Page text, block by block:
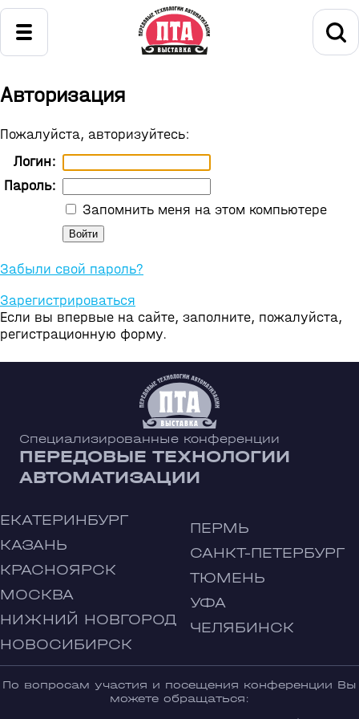
Авторизация
Пожалуйста, авторизуйтесь:
Логин:
Пароль:
Запомнить меня на этом компьютере
Забыли свой пароль?
Зарегистрироваться
Если вы впервые на сайте, заполните, пожалуйста,
регистрационную форму.
Специализированные конференции
ПЕРЕДОВЫЕ ТЕХНОЛОГИИ
АВТОМАТИЗАЦИИ
ЕКАТЕРИНБУРГ
КАЗАНЬ
КРАСНОЯРСК
МОСКВА
НИЖНИЙ НОВГОРОД
НОВОСИБИРСК
ПЕРМЬ
САНКТ-ПЕТЕРБУРГ
ТЮМЕНЬ
УФА
ЧЕЛЯБИНСК
По вопросам участия и посещения конференции Вы
можете обращаться: